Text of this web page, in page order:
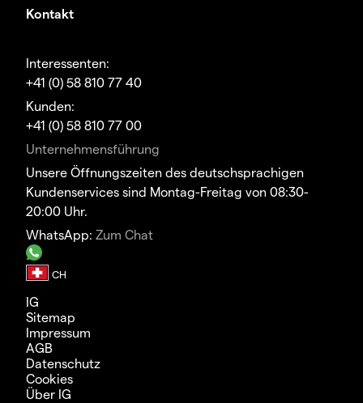
Kontakt
Interessenten:
+41 (0) 58 810 77 40
Kunden:
+41 (0) 58 810 77 00
Unternehmensführung
Unsere Öffnungszeiten des deutschsprachigen
Kundenservices sind Montag-Freitag von 08:30-
20:00 Uhr.
WhatsApp: Zum Chat
IG
Sitemap
Impressum
AGB
Datenschutz
Cookies
Über IG